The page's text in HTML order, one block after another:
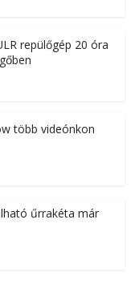
repülőgép 20 óra
több videónkon
űrrakéta már